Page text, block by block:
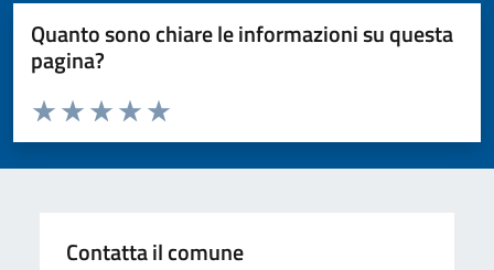
Quanto sono chiare le informazioni su questa
pagina?
Valuta da 1 a 5 stelle la pagina
Valuta 5 stelle su 5
Valuta 4 stelle su 5
Valuta 3 stelle su 5
Valuta 2 stelle su 5
Valuta 1 stelle su 5
Contatta il comune